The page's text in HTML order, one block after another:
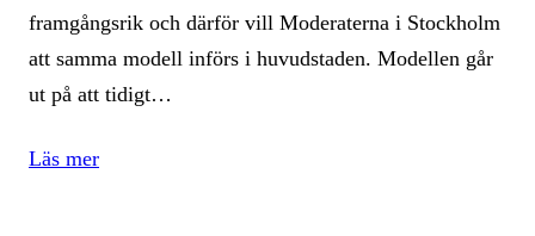
framgångsrik och därför vill Moderaterna i Stockholm
att samma modell införs i huvudstaden. Modellen går
ut på att tidigt…
Läs mer